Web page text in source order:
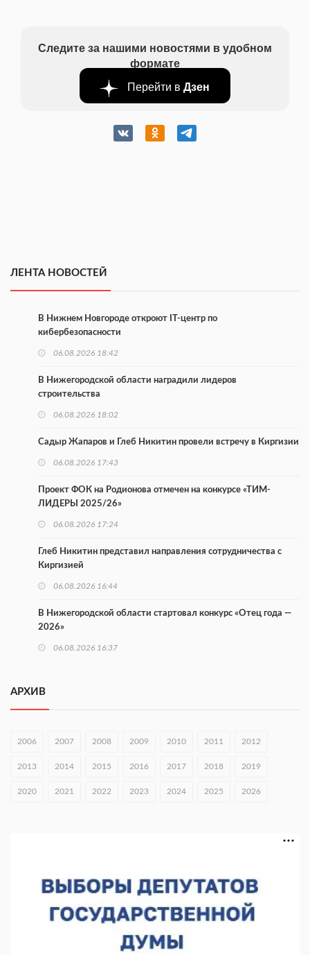
Следите за нашими новостями в удобном
формате
Перейти в Дзен
ЛЕНТА НОВОСТЕЙ
В Нижнем Новгороде откроют IT-центр по
кибербезопасности
06.08.2026 18:42
В Нижегородской области наградили лидеров
строительства
06.08.2026 18:02
Садыр Жапаров и Глеб Никитин провели встречу в Киргизии
06.08.2026 17:43
Проект ФОК на Родионова отмечен на конкурсе «ТИМ-
ЛИДЕРЫ 2025/26»
06.08.2026 17:24
Глеб Никитин представил направления сотрудничества с
Киргизией
06.08.2026 16:44
В Нижегородской области стартовал конкурс «Отец года —
2026»
06.08.2026 16:37
раза
06.08.2026 15:26
Видели ночь, бежали всю ночь... На Нижневолжской
набережной прошел необычный забег
АРХИВ
2006 2007 2008 2009 2010 2011 2012
2013 2014 2015 2016 2017 2018 2019
2020 2021 2022 2023 2024 2025 2026